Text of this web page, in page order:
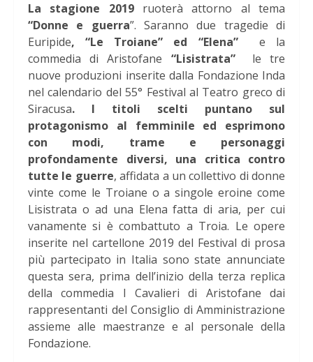
La stagione 2019ruoterà attorno al tema
“Donne e guerra”. Saranno due tragedie di
Euripide, “Le Troiane” ed “Elena” e la
commedia di Aristofane “Lisistrata” le tre
nuove produzioni inserite dalla Fondazione Inda
nel calendario del 55° Festival al Teatro greco di
Siracusa. I titoli scelti puntano sul
protagonismo al femminile ed esprimono
con modi, trame e personaggi
profondamente diversi, una critica contro
tutte le guerre, affidata a un collettivo di donne
vinte come le Troiane o a singole eroine come
Lisistrata o ad una Elena fatta di aria, per cui
vanamente si è combattuto a Troia. Le opere
inserite nel cartellone 2019 del Festival di prosa
più partecipato in Italia sono state annunciate
questa sera, prima dell’inizio della terza replica
della commedia I Cavalieri di Aristofane dai
rappresentanti del Consiglio di Amministrazione
assieme alle maestranze e al personale della
Fondazione.